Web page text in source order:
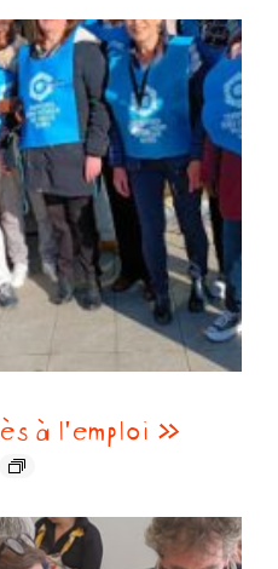
à l’emploi »